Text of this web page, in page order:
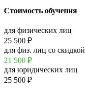
Стоимость обучения
для физических лиц
25 500 ₽
для физ. лиц со скидкой
21 500 ₽
для юридических лиц
25 500 ₽